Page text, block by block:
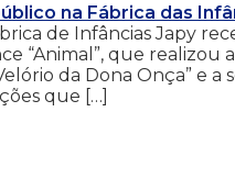
na Fábrica das
de Infâncias Japy
“Animal”, que
da Dona Onça” e
que […]